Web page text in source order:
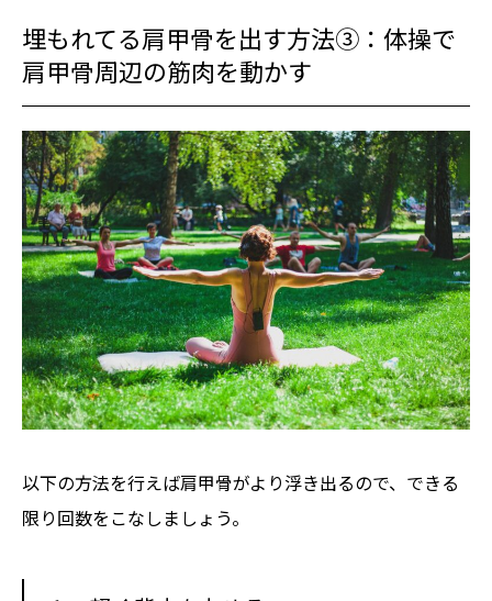
埋もれてる肩甲骨を出す方法③：体操で
肩甲骨周辺の筋肉を動かす
以下の方法を行えば肩甲骨がより浮き出るので、できる
限り回数をこなしましょう。